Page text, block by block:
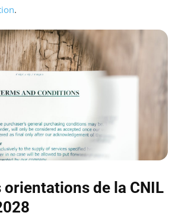
.
orientations de la CNIL